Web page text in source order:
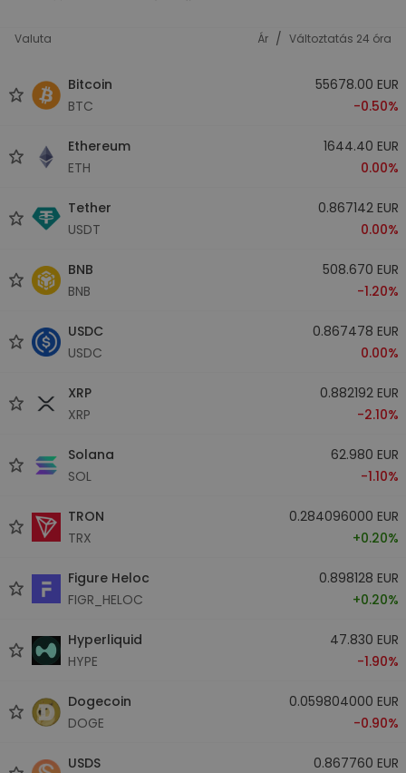
Valuta Ár / Változtatás 24 óra
Bitcoin
BTC
55678.00 EUR
-0.50%
Ethereum
ETH
1644.40 EUR
0.00%
Tether
USDT
0.867142 EUR
0.00%
BNB
BNB
508.670 EUR
-1.20%
USDC
USDC
0.867478 EUR
0.00%
XRP
XRP
0.882192 EUR
-2.10%
Solana
SOL
62.980 EUR
-1.10%
TRON
TRX
0.284096000 EUR
+0.20%
Figure Heloc
FIGR_HELOC
0.898128 EUR
+0.20%
Hyperliquid
HYPE
47.830 EUR
-1.90%
Dogecoin
DOGE
0.059804000 EUR
-0.90%
USDS
0.867760 EUR